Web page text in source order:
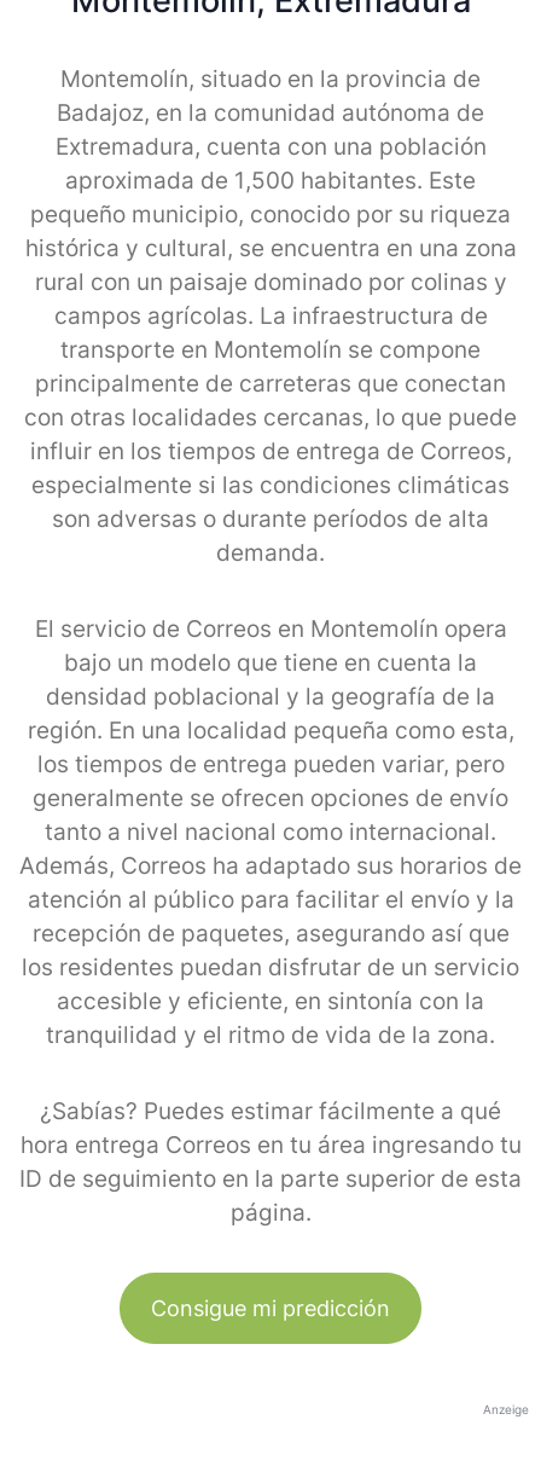
Montemolín, situado en la provincia de
Badajoz, en la comunidad autónoma de
Extremadura, cuenta con una población
aproximada de 1,500 habitantes. Este
pequeño municipio, conocido por su riqueza
histórica y cultural, se encuentra en una zona
rural con un paisaje dominado por colinas y
campos agrícolas. La infraestructura de
transporte en Montemolín se compone
principalmente de carreteras que conectan
con otras localidades cercanas, lo que puede
influir en los tiempos de entrega de Correos,
especialmente si las condiciones climáticas
son adversas o durante períodos de alta
demanda.
El servicio de Correos en Montemolín opera
bajo un modelo que tiene en cuenta la
densidad poblacional y la geografía de la
región. En una localidad pequeña como esta,
los tiempos de entrega pueden variar, pero
generalmente se ofrecen opciones de envío
tanto a nivel nacional como internacional.
Además, Correos ha adaptado sus horarios de
atención al público para facilitar el envío y la
recepción de paquetes, asegurando así que
los residentes puedan disfrutar de un servicio
accesible y eficiente, en sintonía con la
tranquilidad y el ritmo de vida de la zona.
¿Sabías? Puedes estimar fácilmente a qué
hora entrega Correos en tu área ingresando tu
ID de seguimiento en la parte superior de esta
página.
Consigue mi predicción
Anzeige